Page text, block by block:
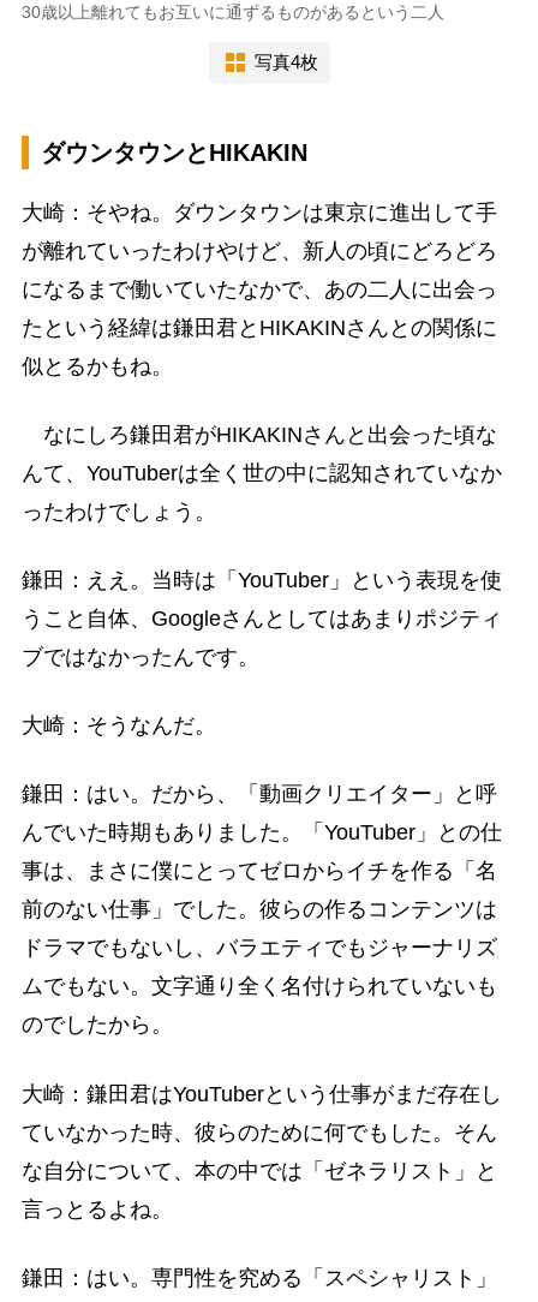
30歳以上離れてもお互いに通ずるものがあるという二人
写真4枚
ダウンタウンとHIKAKIN
大崎：そやね。ダウンタウンは東京に進出して手
が離れていったわけやけど、新人の頃にどろどろ
になるまで働いていたなかで、あの二人に出会っ
たという経緯は鎌田君とHIKAKINさんとの関係に
似とるかもね。
なにしろ鎌田君がHIKAKINさんと出会った頃な
んて、YouTuberは全く世の中に認知されていなか
ったわけでしょう。
鎌田：ええ。当時は「YouTuber」という表現を使
うこと自体、Googleさんとしてはあまりポジティ
ブではなかったんです。
大崎：そうなんだ。
鎌田：はい。だから、「動画クリエイター」と呼
んでいた時期もありました。「YouTuber」との仕
事は、まさに僕にとってゼロからイチを作る「名
前のない仕事」でした。彼らの作るコンテンツは
ドラマでもないし、バラエティでもジャーナリズ
ムでもない。文字通り全く名付けられていないも
のでしたから。
大崎：鎌田君はYouTuberという仕事がまだ存在し
ていなかった時、彼らのために何でもした。そん
な自分について、本の中では「ゼネラリスト」と
言っとるよね。
鎌田：はい。専門性を究める「スペシャリスト」